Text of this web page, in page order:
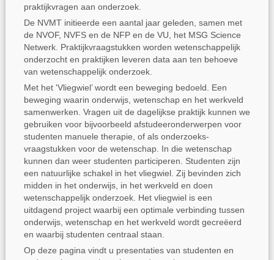
praktijkvragen aan onderzoek.
De NVMT initieerde een aantal jaar geleden, samen met
de NVOF, NVFS en de NFP en de VU, het MSG Science
Netwerk. Praktijkvraagstukken worden wetenschappelijk
onderzocht en praktijken leveren data aan ten behoeve
van wetenschappelijk onderzoek.
Met het 'Vliegwiel’ wordt een beweging bedoeld. Een
beweging waarin onderwijs, wetenschap en het werkveld
samenwerken. Vragen uit de dagelijkse praktijk kunnen we
gebruiken voor bijvoorbeeld afstudeeronderwerpen voor
studenten manuele therapie, of als onderzoeks-
vraagstukken voor de wetenschap. In die wetenschap
kunnen dan weer studenten participeren. Studenten zijn
een natuurlijke schakel in het vliegwiel. Zij bevinden zich
midden in het onderwijs, in het werkveld en doen
wetenschappelijk onderzoek. Het vliegwiel is een
uitdagend project waarbij een optimale verbinding tussen
onderwijs, wetenschap en het werkveld wordt gecreëerd
en waarbij studenten centraal staan.
Op deze pagina vindt u presentaties van studenten en